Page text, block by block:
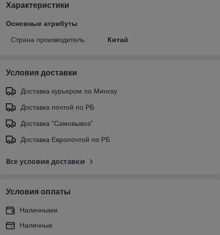
Характеристики
Основные атрибуты
Страна производитель Китай
Условия доставки
Доставка курьером по Минску
Доставка почтой по РБ
Доставка "Самовывоз"
Доставка Европочтой по РБ
Все условия доставки
Условия оплаты
Наличными
Наличные